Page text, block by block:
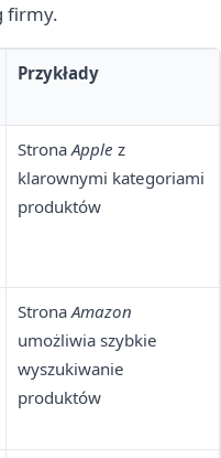
firmy.
Przykłady
StronaApple z
klarownymi kategoriami
produktów
StronaAmazon
umożliwia szybkie
wyszukiwanie
produktów